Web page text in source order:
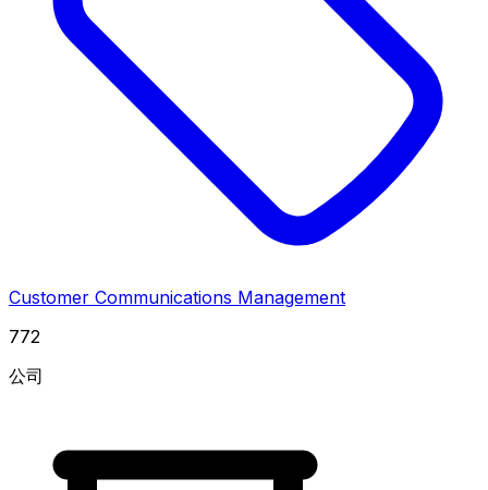
Customer Communications Management
772
公司